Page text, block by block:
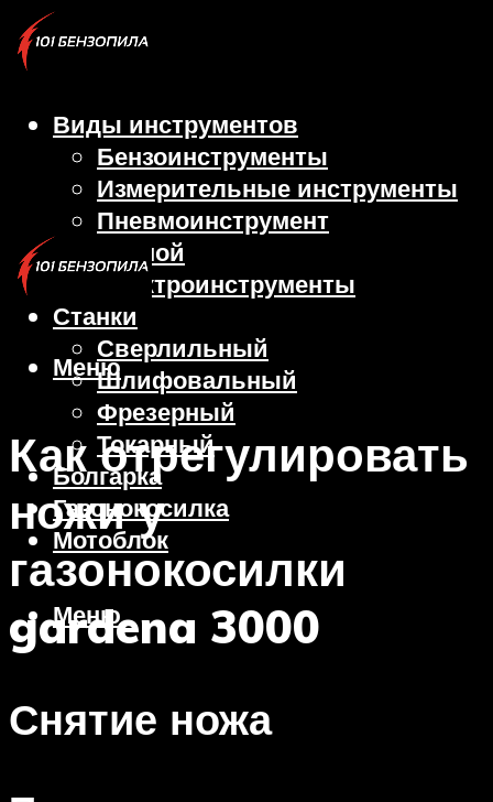
Виды инструментов
Бензоинструменты
Измерительные инструменты
Пневмоинструмент
Ручной
Электроинструменты
Станки
Сверлильный
Шлифовальный
Фрезерный
Токарный
Болгарка
Газонокосилка
Мотоблок
Меню
Меню
Как отрегулировать
ножи у
газонокосилки
gardena 3000
Снятие ножа